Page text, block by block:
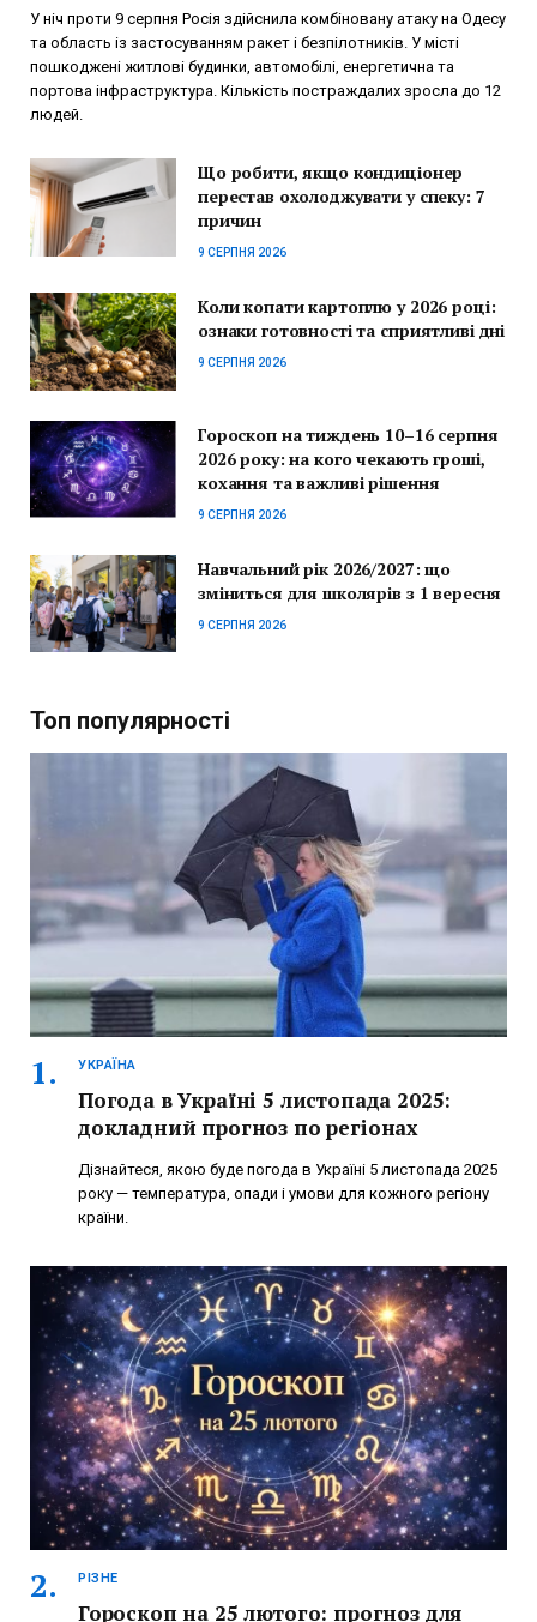
У ніч проти 9 серпня Росія здійснила комбіновану атаку на Одесу
та область із застосуванням ракет і безпілотників. У місті
пошкоджені житлові будинки, автомобілі, енергетична та
портова інфраструктура. Кількість постраждалих зросла до 12
людей.
Що робити, якщо кондиціонер
перестав охолоджувати у спеку: 7
причин
9 СЕРПНЯ 2026
Коли копати картоплю у 2026 році:
ознаки готовності та сприятливі дні
9 СЕРПНЯ 2026
Гороскоп на тиждень 10–16 серпня
2026 року: на кого чекають гроші,
кохання та важливі рішення
9 СЕРПНЯ 2026
Навчальний рік 2026/2027: що
зміниться для школярів з 1 вересня
9 СЕРПНЯ 2026
Топ популярності
УКРАЇНА
Погода в Україні 5 листопада 2025:
докладний прогноз по регіонах
Дізнайтеся, якою буде погода в Україні 5 листопада 2025
року — температура, опади і умови для кожного регіону
країни.
РІЗНЕ
Гороскоп на 25 лютого: прогноз для